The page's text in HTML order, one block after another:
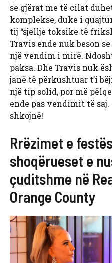
se gjërat me të cilat
komplekse, duke i
tij “sjellje toksike të
Travis ende nuk beson
një vendim i mirë.
paksa. Dhe Travis nuk
janë të përkushtuar t’i
një tip solid, por më
ende pas vendimit të
shkojnë!
Rrëzimet e
shoqërueset e
çuditshme në
Orange County